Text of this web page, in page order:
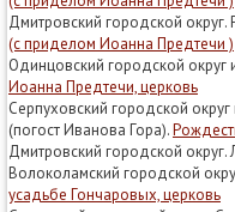
Дмитровский городской округ.
(с приделом Иоанна Предтечи )
Одинцовский городской округ
Иоанна Предтечи, церковь
Серпуховский городской
(погост Иванова Гора).
Дмитровский городской округ.
Волоколамский городской
усадьбе Гончаровых, церковь